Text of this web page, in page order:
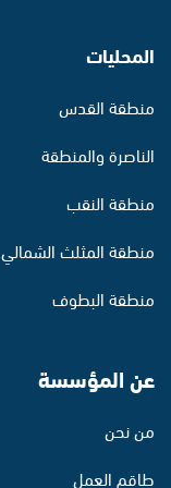
المحليات
منطقة القدس
الناصرة والمنطقة
منطقة النقب
منطقة المثلث الشمالي
منطقة البطوف
عن المؤسسة
من نحن
طاقم العمل